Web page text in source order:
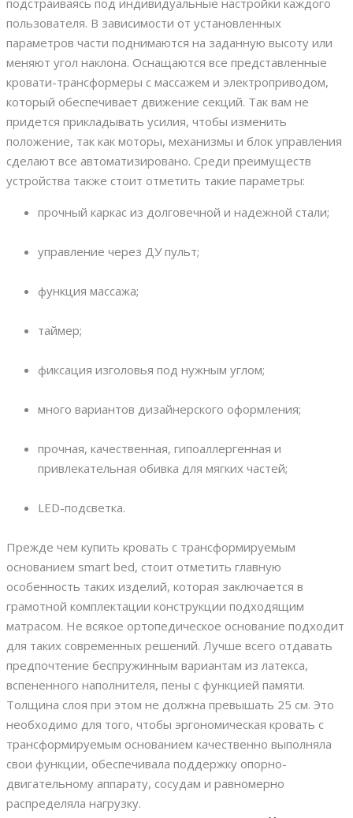
подстраиваясь под индивидуальные настройки каждого
пользователя. В зависимости от установленных
параметров части поднимаются на заданную высоту или
меняют угол наклона. Оснащаются все представленные
кровати-трансформеры с массажем и электроприводом,
который обеспечивает движение секций. Так вам не
придется прикладывать усилия, чтобы изменить
положение, так как моторы, механизмы и блок управления
сделают все автоматизировано. Среди преимуществ
устройства также стоит отметить такие параметры:
прочный каркас из долговечной и надежной стали;
управление через ДУ пульт;
функция массажа;
таймер;
фиксация изголовья под нужным углом;
много вариантов дизайнерского оформления;
прочная, качественная, гипоаллергенная и
привлекательная обивка для мягких частей;
LED-подсветка.
Прежде чем купить кровать с трансформируемым
основанием smart bed, стоит отметить главную
особенность таких изделий, которая заключается в
грамотной комплектации конструкции подходящим
матрасом. Не всякое ортопедическое основание подходит
для таких современных решений. Лучше всего отдавать
предпочтение беспружинным вариантам из латекса,
вспененного наполнителя, пены с функцией памяти.
Толщина слоя при этом не должна превышать 25 см. Это
необходимо для того, чтобы эргономическая кровать с
трансформируемым основанием качественно выполняла
свои функции, обеспечивала поддержку опорно-
двигательному аппарату, сосудам и равномерно
распределяла нагрузку.